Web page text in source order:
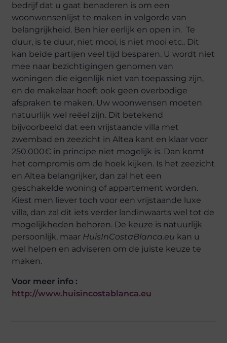
bedrijf dat u gaat benaderen is om een
woonwensenlijst te maken in volgorde van
belangrijkheid. Ben hier eerlijk en open in. Te
duur, is te duur, niet mooi, is niet mooi etc.. Dit
kan beide partijen veel tijd besparen. U wordt niet
mee naar bezichtigingen genomen van
woningen die eigenlijk niet van toepassing zijn,
en de makelaar hoeft ook geen overbodige
afspraken te maken. Uw woonwensen moeten
natuurlijk wel reëel zijn. Dit betekend
bijvoorbeeld dat een vrijstaande villa met
zwembad en zeezicht in Altea kant en klaar voor
250.000€ in principe niet mogelijk is. Dan komt
het compromis om de hoek kijken. Is het zeezicht
en Altea belangrijker, dan zal het een
geschakelde woning of appartement worden.
Kiest men liever toch voor een vrijstaande luxe
villa, dan zal dit iets verder landinwaarts wel tot de
mogelijkheden behoren. De keuze is natuurlijk
persoonlijk, maar HuisInCostaBlanca.eu kan u
wel helpen en adviseren om de juiste keuze te
maken.
Voor meer info :
http://www.huisincostablanca.eu